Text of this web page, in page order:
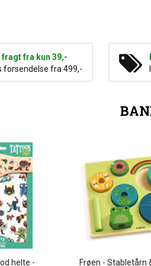
fragt fra kun 39,-
forsendelse fra 499,-
helte - Frøen - Stabletårn